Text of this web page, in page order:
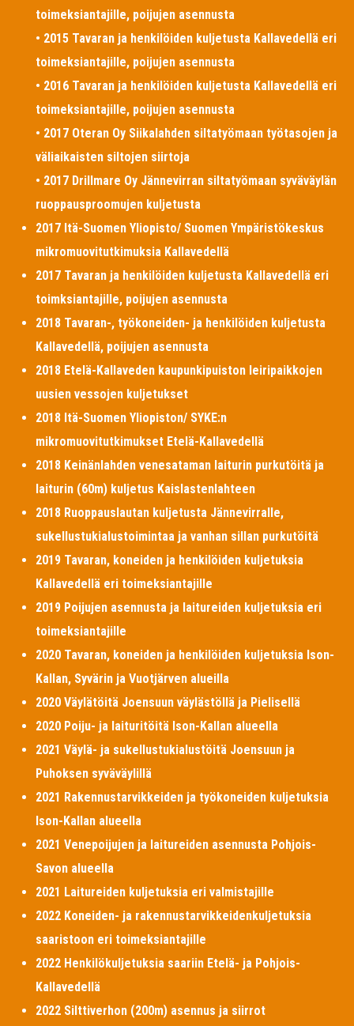
toimeksiantajille, poijujen asennusta
• 2015 Tavaran ja henkilöiden kuljetusta Kallavedellä eri
toimeksiantajille, poijujen asennusta
• 2016 Tavaran ja henkilöiden kuljetusta Kallavedellä eri
toimeksiantajille, poijujen asennusta
• 2017 Oteran Oy Siikalahden siltatyömaan työtasojen ja
väliaikaisten siltojen siirtoja
• 2017 Drillmare Oy Jännevirran siltatyömaan syväväylän
ruoppausproomujen kuljetusta
2017 Itä-Suomen Yliopisto/ Suomen Ympäristökeskus
mikromuovitutkimuksia Kallavedellä
2017 Tavaran ja henkilöiden kuljetusta Kallavedellä eri
toimksiantajille, poijujen asennusta
2018 Tavaran-, työkoneiden- ja henkilöiden kuljetusta
Kallavedellä, poijujen asennusta
2018 Etelä-Kallaveden kaupunkipuiston leiripaikkojen
uusien vessojen kuljetukset
2018 Itä-Suomen Yliopiston/ SYKE:n
mikromuovitutkimukset Etelä-Kallavedellä
2018 Keinänlahden venesataman laiturin purkutöitä ja
laiturin (60m) kuljetus Kaislastenlahteen
2018 Ruoppauslautan kuljetusta Jännevirralle,
sukellustukialustoimintaa ja vanhan sillan purkutöitä
2019 Tavaran, koneiden ja henkilöiden kuljetuksia
Kallavedellä eri toimeksiantajille
2019 Poijujen asennusta ja laitureiden kuljetuksia eri
toimeksiantajille
2020 Tavaran, koneiden ja henkilöiden kuljetuksia Ison-
Kallan, Syvärin ja Vuotjärven alueilla
2020 Väylätöitä Joensuun väylästöllä ja Pielisellä
2020 Poiju- ja laituritöitä Ison-Kallan alueella
2021 Väylä- ja sukellustukialustöitä Joensuun ja
Puhoksen syväväylillä
2021 Rakennustarvikkeiden ja työkoneiden kuljetuksia
Ison-Kallan alueella
2021 Venepoijujen ja laitureiden asennusta Pohjois-
Savon alueella
2021 Laitureiden kuljetuksia eri valmistajille
2022 Koneiden- ja rakennustarvikkeidenkuljetuksia
saaristoon eri toimeksiantajille
2022 Henkilökuljetuksia saariin Etelä- ja Pohjois-
Kallavedellä
2022 Silttiverhon (200m) asennus ja siirrot